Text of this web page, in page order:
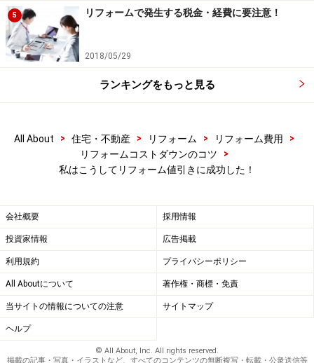
5 リフォームで発生する税金・経費に要注意！
2018/05/29
ランキングをもっと見る
All About > 住宅・不動産 > リフォーム > リフォーム費用
>
リフォームコストダウンのコツ
>
私はこうしてリフォーム値引きに成功した！
会社概要 採用情報
投資家情報 広告掲載
利用規約 プライバシーポリシー
All Aboutについて 著作権・商標・免責
当サイトの情報についての注意 サイトマップ
ヘルプ
© All About, Inc. All rights reserved.
掲載の記事・写真・イラストなど、すべてのコンテンツの無断複写・転載・公衆送信等